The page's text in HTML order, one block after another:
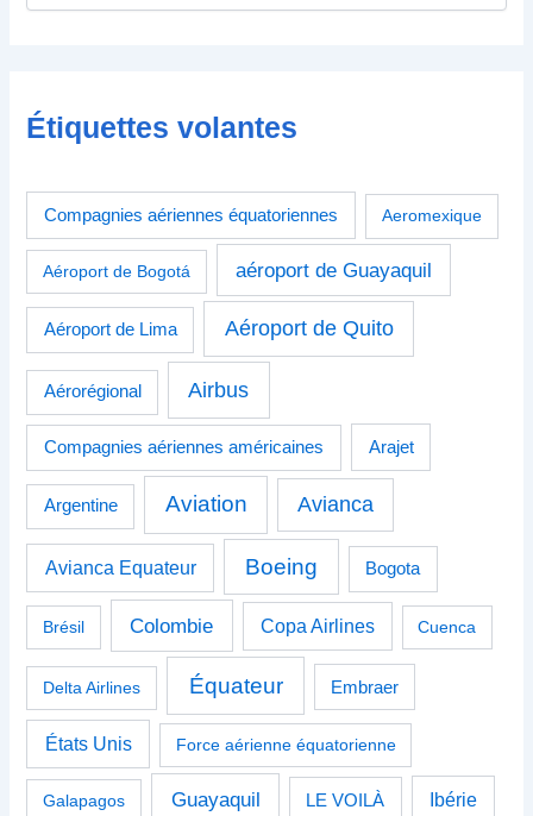
Étiquettes volantes
Compagnies aériennes équatoriennes Aeromexique
Aéroport de Bogotá aéroport de Guayaquil
Aéroport de Lima Aéroport de Quito
Aérorégional Airbus
Compagnies aériennes américaines Arajet
Argentine Aviation Avianca
Avianca Equateur Boeing Bogota
Brésil Colombie Copa Airlines Cuenca
Delta Airlines Équateur Embraer
États Unis Force aérienne équatorienne
Galapagos Guayaquil LE VOILÀ Ibérie